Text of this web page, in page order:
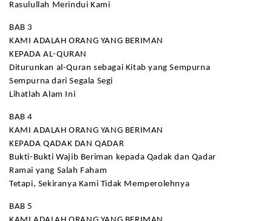
Rasulullah Merindui Kami
BAB 3
KAMI ADALAH ORANG YANG BERIMAN
KEPADA AL-QURAN
Diturunkan al-Quran sebagai Kitab yang Sempurna
Sempurna dari Segala Segi
Lihatlah Alam Ini
BAB 4
KAMI ADALAH ORANG YANG BERIMAN
KEPADA QADAK DAN QADAR
Bukti-Bukti Wajib Beriman kepada Qadak dan Qadar
Ramai yang Salah Faham
Tetapi, Sekiranya Kami Tidak Memperolehnya
BAB 5